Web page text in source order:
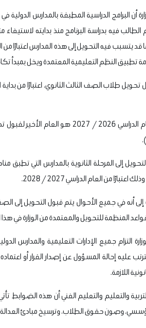
أن البرامج الدراسية المطبقة بالمدارس الدولية
الطالب فيه بدراسة البرنامج منذ بدايته
قد يتسبب فيه التحويل إلى هذه المدارس اعتبارًا من
تطبيق النظم التعليمية المعتمدة ويخل بمبدأ
ثانيًا: يُعد العام الدراسي 2026 /
إلى المرحلة الثانوية بالمدارس التي
من العام الدراسي 2027 / 2028.
المنظمة للتحويل والمعتمدة من الوزارة في
التزام جميع الإدارات التعليمية والمدارس
عليه إحالة المسؤول عن إصدار القرار أو اعتماده
اللازمة.
والتعليم والتعليم الفني أن هذه
وصون حقوق الطلاب، وترسيخ مبادئ